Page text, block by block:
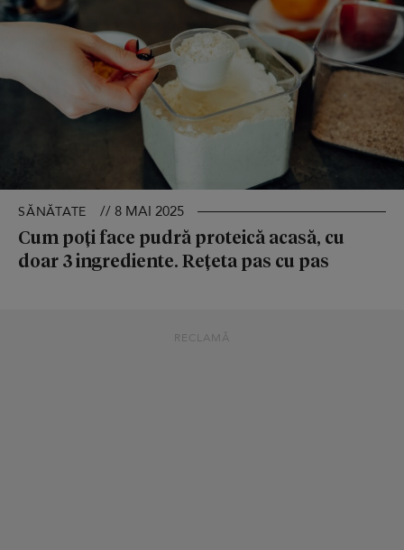
SĂNĂTATE // 8 MAI 2025
Cum poți face pudră proteică acasă, cu
doar 3 ingrediente. Rețeta pas cu pas
RECLAMĂ